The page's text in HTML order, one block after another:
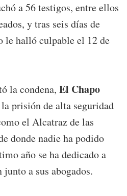
a 56 testigos, entre ellos
y tras seis días de
le halló culpable el 12 de
la condena, El Chapo
prisión de alta seguridad
el Alcatraz de las
donde nadie ha podido
año se ha dedicado a
a sus abogados.